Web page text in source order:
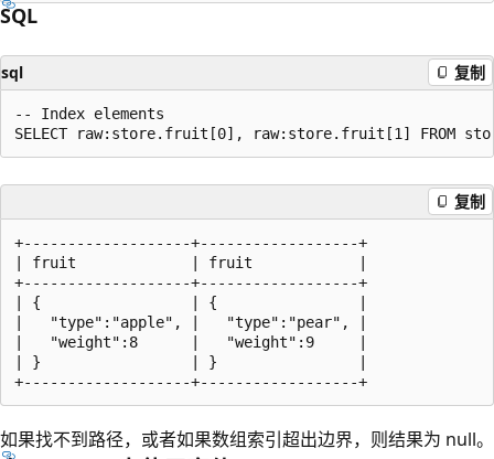
SQL
sql 复制
-- Index elements
复制
+-------------------+------------------+
| fruit             | fruit            |
+-------------------+------------------+
| {                 | {                |
|   "type":"apple", |   "type":"pear", |
|   "weight":8      |   "weight":9     |
| }                 | }                |
如果找不到路径，或者如果数组索引超出边界，则结果为 null。